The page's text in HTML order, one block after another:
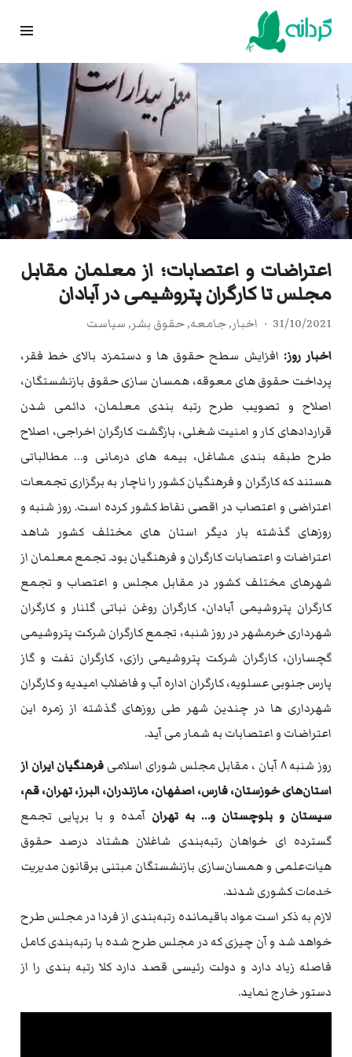
Skip
content
اعتراضات و اعتصابات؛ از معلمان مقابل
مجلس تا کارگران پتروشیمی در آبادان
31/10/2021 اخبار,جامعه,حقوق بشر, سیاست
اخبار روز: افزایش سطح حقوق ها و دستمزد بالای خط فقر،
پرداخت حقوق های معوقه، همسان سازی حقوق بازنشستگان،
اصلاح و تصویب طرح رتبه بندی معلمان، دائمی شدن
قراردادهای کار و امنیت شغلی، بازگشت کارگران اخراجی، اصلاح
طرح طبقه بندی مشاغل، بیمه های درمانی و… مطالباتی
هستند که کارگران و فرهنگیان کشور را ناچار به برگزاری تجمعات
اعتراضی و اعتصاب در اقصی نقاط کشور کرده است. روز شنبه و
روزهای گذشته بار دیگر استان های مختلف کشور شاهد
اعتراضات و اعتصابات کارگران و فرهنگیان بود. تجمع معلمان از
شهرهای مختلف کشور در مقابل مجلس و اعتصاب و تجمع
کارگران پتروشیمی آبادان، کارگران روغن نباتی گلنار و کارگران
شهرداری خرمشهر در روز شنبه، تجمع کارگران شرکت پتروشیمی
گچساران، کارگران شرکت پتروشیمی رازی، کارگران نفت و گاز
پارس جنوبی عسلویه، کارگران اداره آب و فاضلاب امیدیه و کارگران
شهرداری ها در چندین شهر طی روزهای گذشته از زمره این
اعتراضات و اعتصابات به شمار می آید.
روز شنبه ۸ آبان ، مقابل مجلس شورای اسلامی
فرهنگیان ایران از
استان‌های خوزستان، فارس، اصفهان، مازندران، البرز، تهران، قم،
سیستان و بلوچستان و… به تهران آمده‌ و با برپایی تجمع
گسترده ای خواهان رتبه‌بندی ‌شاغلان هشتاد درصد حقوق‌
هیات‌علمی و همسان‌سازی ‌بازنشستگان مبتنی‌ برقانون مدیریت
خدماتکشوری شدند.
لازم به ذکر است مواد باقیمانده رتبه‌بندی از فردا در مجلس طرح
خواهد شد و آن چیزی که در مجلس طرح شده با رتبه‌بندی کامل
فاصله زیاد دارد و دولت رئیسی قصد دارد کلا رتبه‌ بندی را از
دستور خارج نماید.